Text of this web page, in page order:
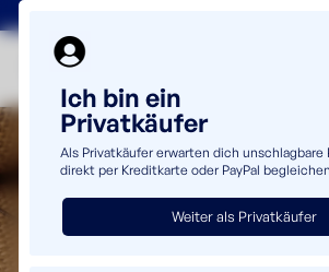
Ich bin ein
Privatkäufer
Als Privatkäufer erwarten dich unschlagbare
direkt per Kreditkarte oder PayPal
Weiter als Privatkäufer